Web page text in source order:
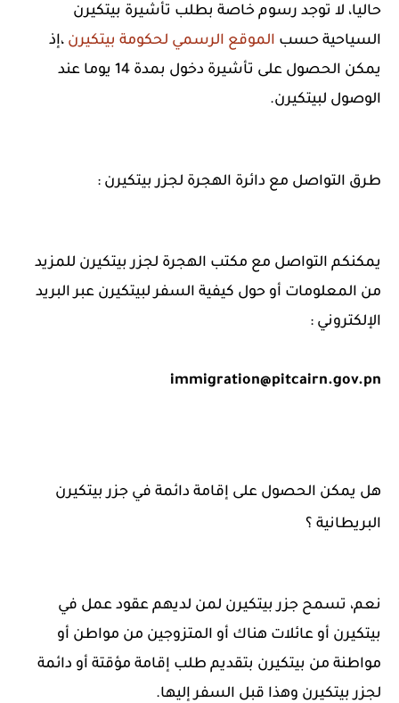
حاليا، لا توجد رسوم خاصة بطلب تأشيرة بيتكيرن
السياحية حسب الموقع الرسمي لحكومة بيتكيرن ،إذ
يمكن الحصول على تأشيرة دخول بمدة 14 يوما عند
الوصول لبيتكيرن.
طرق التواصل مع دائرة الهجرة لجزر بيتكيرن :
يمكنكم التواصل مع مكتب الهجرة لجزر بيتكيرن للمزيد
من المعلومات أو حول كيفية السفر لبيتكيرن عبر البريد
الإلكتروني :
immigration@pitcairn.gov.pn
هل يمكن الحصول على إقامة دائمة في جزر بيتكيرن
البريطانية ؟
نعم، تسمح جزر بيتكيرن لمن لديهم عقود عمل في
بيتكيرن أو عائلات هناك أو المتزوجين من مواطن أو
مواطنة من بيتكيرن بتقديم طلب إقامة مؤقتة أو دائمة
لجزر بيتكيرن وهذا قبل السفر إليها.